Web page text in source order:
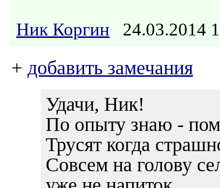
Ник Коргин 24.03.2014
+ добавить замечания
Удачи, Ник!
По опыту знаю -
Трусят когда
Совсем на голову